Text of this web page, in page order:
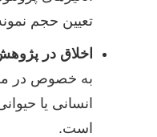
تعیین حجم
اخلاق در
به خصوص در
انسانی یا
است.